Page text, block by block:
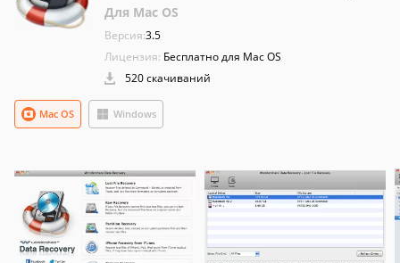
Для Mac OS
Версия:3.5
Лицензия: Бесплатно для Mac OS
520 скачиваний
Mac OS Windows